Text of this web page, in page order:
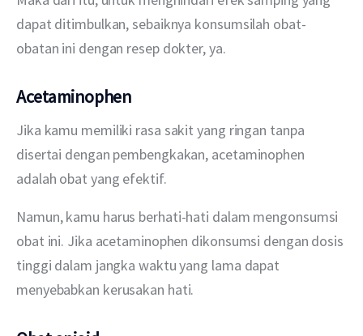
dapat ditimbulkan, sebaiknya konsumsilah obat-
obatan ini dengan resep dokter, ya.
Acetaminophen
Jika kamu memiliki rasa sakit yang ringan tanpa
disertai dengan pembengkakan, acetaminophen
adalah obat yang efektif.
Namun, kamu harus berhati-hati dalam mengonsumsi
obat ini. Jika acetaminophen dikonsumsi dengan dosis
tinggi dalam jangka waktu yang lama dapat
menyebabkan kerusakan hati.